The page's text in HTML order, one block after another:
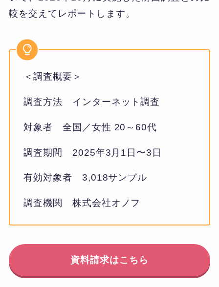
較を交えてレポートします。
＜調査概要＞
調査方法 インターネット調査
対象者 全国／女性 20～60代
調査期間 2025年3月1日〜3日
有効対象者 3,018サンプル
調査機関 株式会社オノフ
資料請求はこちら